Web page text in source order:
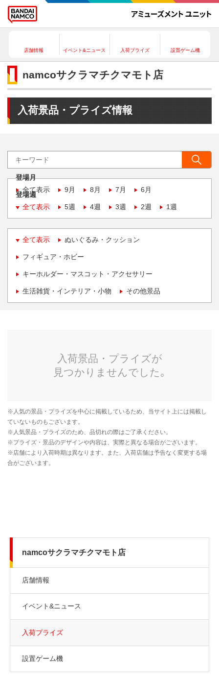
店舗情報 イベント&ニュース 入荷プライズ 設置ゲーム機
namcoサクラマチクマモト店
入荷景品・プライズ情報
登場月
全て表示
9月 8月 7月 6月
登場週
全て表示
5週 4週 3週 2週 1週
全て表示 ぬいぐるみ・クッション
フィギュア・ホビー
キーホルダー・マスコット・アクセサリー
生活雑貨・インテリア・小物 その他景品
namcoサクラマチクマモト店
店舗情報
イベント&ニュース
入荷プライズ
設置ゲーム機